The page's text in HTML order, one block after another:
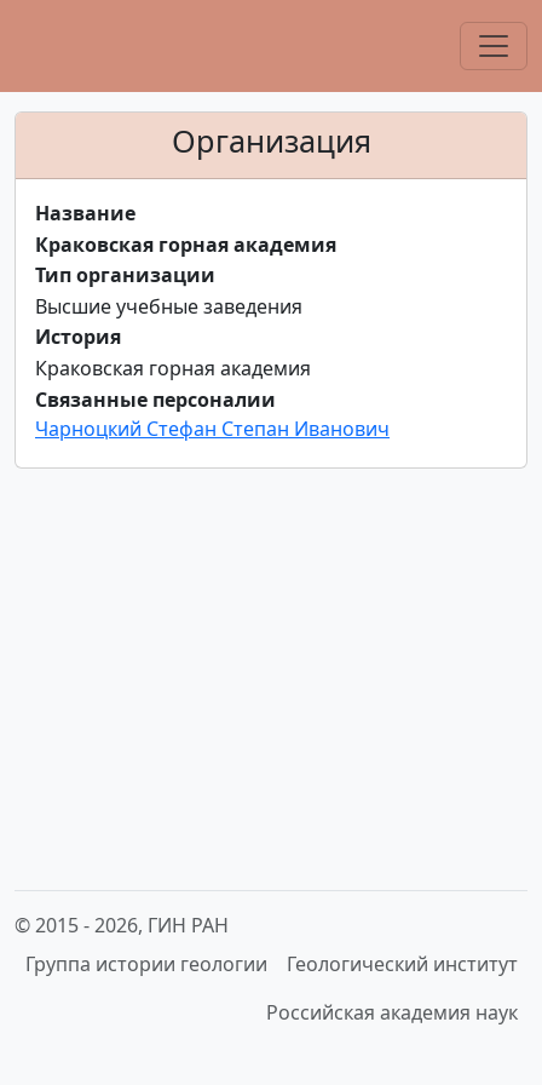
Организация
Название
Краковская горная академия
Тип организации
Высшие учебные заведения
История
Краковская горная академия
Связанные персоналии
Чарноцкий Стефан Степан Иванович
© 2015 -2026, ГИН РАН
Группа истории геологии
Геологический институт
Российская академия наук